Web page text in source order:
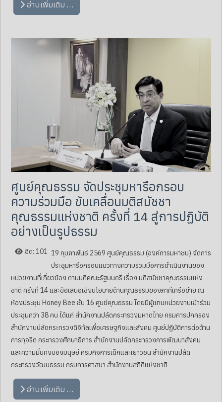
อ่านเพิ่มเติม …
ศูนย์คุณธรรม จัดประชุมหารือกรอบ
ความร่วมมือ ขับเคลื่อนมติสมัชชา
คุณธรรมแห่งชาติ ครั้งที่ 14 สู่การปฏิบัติ
อย่างเป็นรูปธรรม
ฮิต: 101 19 กุมภาพันธ์ 2569 ศูนย์คุณธรรม (องค์การมหาชน) จัดการ
ประชุมหารือกรอบแนวทางความร่วมมือการดำเนินงานของ
หน่วยงานที่เกี่ยวข้อง ตามมติคณะรัฐมนตรี เรื่อง มติสมัชชาคุณธรรมแห่ง
ชาติ ครั้งที่ 14 และข้อเสนอเชิงนโยบายด้านคุณธรรมของภาคีเครือข่าย ณ
ห้องประชุม Honey Bee ชั้น 16 ศูนย์คุณธรรม โดยมีผู้แทนหน่วยงานเข้าร่วม
ประชุมกว่า 38 คน ได้แก่ สำนักงานปลัดกระทรวงมหาดไทย กรมการปกครอง
สำนักงานปลัดกระทรวงดิจิทัลเพื่อเศรษฐกิจและสังคม ศูนย์ปฏิบัติการต่อต้าน
การทุจริต กระทรวงศึกษาธิการ สำนักงานปลัดกระทรวงการพัฒนาสังคม
และความมั่นคงของมนุษย์ กรมกิจการเด็กและเยาวชน สำนักงานปลัด
กระทรวงวัฒนธรรม กรมการศาสนา สำนักงานสถิติแห่งชาติ
อ่านเพิ่มเติม …